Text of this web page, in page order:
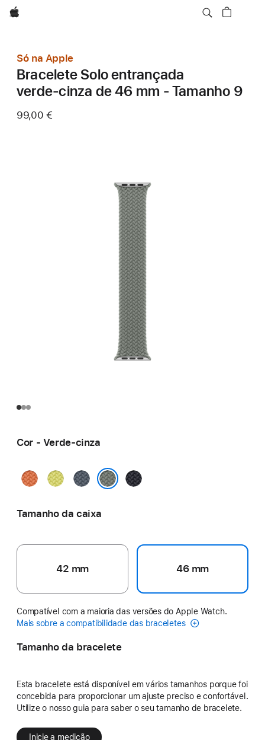
Apple
Só na Apple
Bracelete Solo entrançada
verde‑cinza de 46 mm - Tamanho 9
99,00 €
Cor - Verde-cinza
CurcumaAmarelo-
Azul-
âncora
Meia-
Tamanho da caixa
42 mm 46 mm
Compatível com a maioria das versões do Apple Watch.
Mais sobre a compatibilidade das braceletes
Tamanho da bracelete
Esta bracelete está disponível em vários tamanhos porque foi
concebida para proporcionar um ajuste preciso e confortável.
Utilize o nosso guia para saber o seu tamanho de bracelete.
Inicie a medição